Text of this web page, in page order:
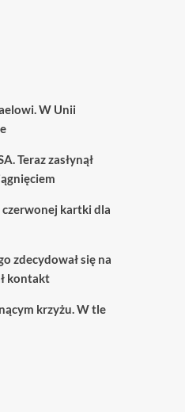
W Unii
Teraz zasłynął
kartki dla
zdecydował się na
kontakt
krzyżu. W tle